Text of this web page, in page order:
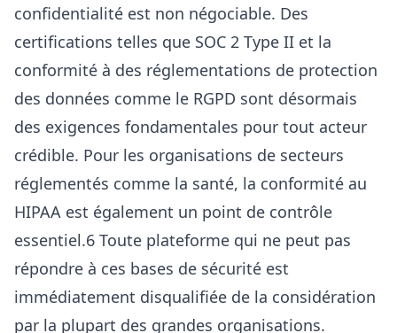
confidentialité est non négociable. Des
certifications telles que SOC 2 Type II et la
conformité à des réglementations de protection
des données comme le RGPD sont désormais
des exigences fondamentales pour tout acteur
crédible. Pour les organisations de secteurs
réglementés comme la santé, la conformité au
HIPAA est également un point de contrôle
essentiel.6 Toute plateforme qui ne peut pas
répondre à ces bases de sécurité est
immédiatement disqualifiée de la considération
par la plupart des grandes organisations.